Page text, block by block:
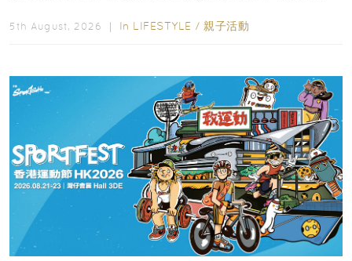
5th August, 2026 ｜ In LIFESTYLE / 親子活動